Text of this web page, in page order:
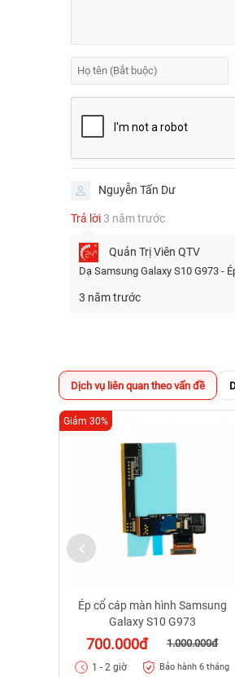
Nguyễn Tấn Dư
Trả lời 3 năm trước
Quản Trị Viên QTV
Dạ Samsung Galaxy S10 G973 -
3 năm trước
Dịch vụ liên quan theo vấn đề
Ép cổ cáp màn hình Samsung
Galaxy S10 G973
700.000đ 1.000.000đ
Giảm 30%
1 - 2 giờ Bảo hành 6 tháng